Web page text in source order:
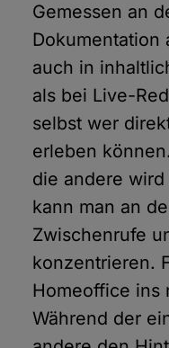
Gemessen an
Dokumentation
auch in
als bei Live-
selbst wer
erleben
die andere
kann man an
Zwischenrufe
konzentrieren.
Homeoffice ins
Während der